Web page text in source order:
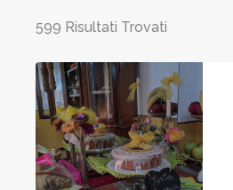
599 Risultati Trovati